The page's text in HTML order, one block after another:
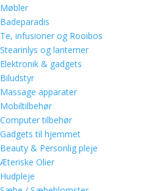
Møbler
Badeparadis
Te, infusioner og Rooibos
Stearinlys og lanterner
Elektronik & gadgets
Biludstyr
Massage apparater
Mobiltilbehør
Computer tilbehør
Gadgets til hjemmet
Beauty & Personlig pleje
Æteriske Olier
Hudpleje